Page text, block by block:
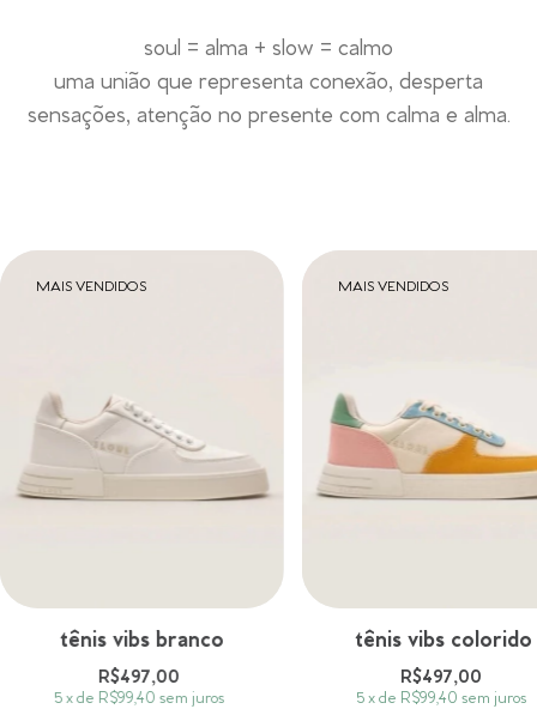
soul = alma + slow = calmo
uma união que representa conexão, desperta
sensações, atenção no presente com calma e alma.
MAIS VENDIDOS
tênis vibs branco
R$497,00
5 xde R$99,40 sem juros
MAIS VENDIDOS
tênis vibs colorido
R$497,00
5 x de R$99,40 sem juros